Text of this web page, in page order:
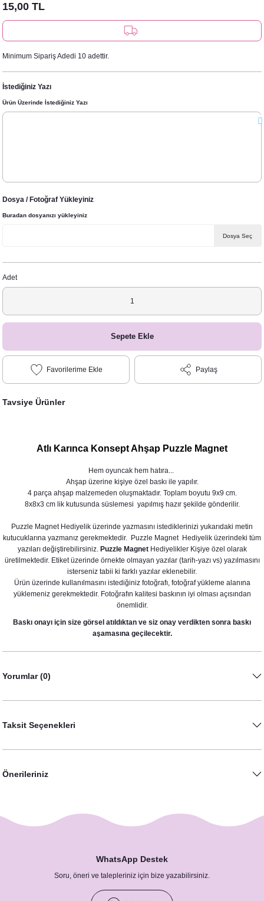
15,00 TL
Minimum Sipariş Adedi 10 adettir.
İstediğiniz Yazı
Ürün Üzerinde İstediğiniz Yazı
Dosya / Fotoğraf Yükleyiniz
Buradan dosyanızı yükleyiniz
Dosya Seç
Adet
Sepete Ekle
Paylaş
Tavsiye Ürünler
Atlı Karınca Konsept Pipet Süslü Limonata Şişesi
Atlı Karınca Konsept Popcorn Kutusu
Atlı Karınca Konsept Ahşap Puzzle Magnet
Hem oyuncak hem hatıra...
Ahşap üzerine kişiye özel baskı ile yapılır.
4 parça ahşap malzemeden oluşmaktadır. Toplam boyutu 9x9 cm.
8x8x3 cm lik kutusunda süslemesi yapılmış hazır şekilde gönderilir.
Puzzle Magnet Hediyelik üzerinde yazmasını istediklerinizi yukarıdaki metin
kutucuklarına yazmanız gerekmektedir. Puzzle Magnet Hediyelik üzerindeki tüm
yazıları değiştirebilirsiniz. Puzzle Magnet Hediyelikler Kişiye özel olarak
üretilmektedir. Etiket üzerinde örnekte olmayan yazılar (tarih-yazı vs) yazılmasını
isterseniz tabii ki farklı yazılar eklenebilir.
Ürün üzerinde kullanılmasını istediğiniz fotoğrafı, fotoğraf yükleme alanına
yüklemeniz gerekmektedir. Fotoğrafın kalitesi baskının iyi olması açısından
önemlidir.
Baskı onayı için size görsel atıldıktan ve siz onay verdikten sonra baskı
aşamasına geçilecektir.
Yorumlar (0)
Taksit Seçenekleri
Önerileriniz
WhatsApp Destek
Soru, öneri ve talepleriniz için bize yazabilirsiniz.